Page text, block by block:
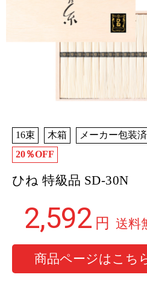
16束 木箱
メーカー包装済
20％OFF
ひね 特級品 SD-30N
2,592 円